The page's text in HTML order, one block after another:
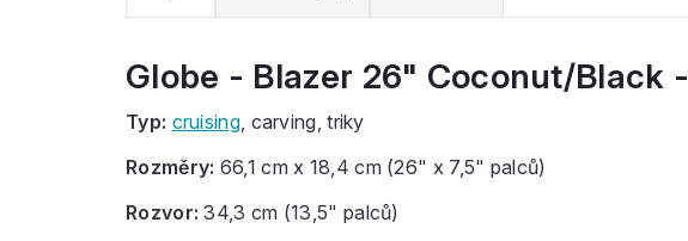
Globe - Blazer 26" Coconut/Black -
Typ: cruising, carving, triky
Rozměry: 66,1 cm x 18,4 cm (26" x 7,5" palců)
Rozvor:34,3 cm (13,5" palců)